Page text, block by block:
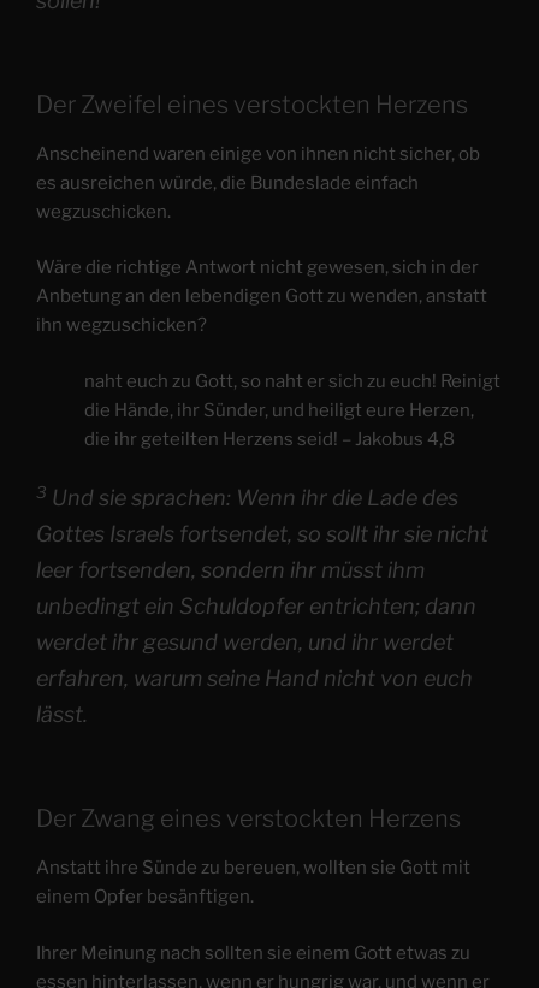
Der Zweifel eines verstockten Herzens
Anscheinend waren einige von ihnen nicht sicher, ob
es ausreichen würde, die Bundeslade einfach
wegzuschicken.
Wäre die richtige Antwort nicht gewesen, sich in der
Anbetung an den lebendigen Gott zu wenden, anstatt
ihn wegzuschicken?
naht euch zu Gott, so naht er sich zu euch! Reinigt
die Hände, ihr Sünder, und heiligt eure Herzen,
die ihr geteilten Herzens seid! – Jakobus 4,8
3 Und sie sprachen: Wenn ihr die Lade des
Gottes Israels fortsendet, so sollt ihr sie nicht
leer fortsenden, sondern ihr müsst ihm
unbedingt ein Schuldopfer entrichten; dann
werdet ihr gesund werden, und ihr werdet
erfahren, warum seine Hand nicht von euch
lässt.
Der Zwang eines verstockten Herzens
Anstatt ihre Sünde zu bereuen, wollten sie Gott mit
einem Opfer besänftigen.
Ihrer Meinung nach sollten sie einem Gott etwas zu
essen hinterlassen, wenn er hungrig war, und wenn er